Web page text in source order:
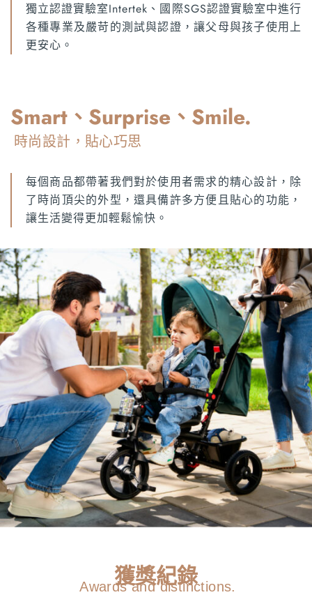
獨立認證實驗室Intertek、國際SGS認證實驗室中進行
各種專業及嚴苛的測試與認證，讓父母與孩子使用上
更安心。
Smart、Surprise、Smile.
時尚設計，貼心巧思
每個商品都帶著我們對於使用者需求的精心設計，除
了時尚頂尖的外型，還具備許多方便且貼心的功能，
讓生活變得更加輕鬆愉快。
獲獎紀錄
Awards and distinctions.